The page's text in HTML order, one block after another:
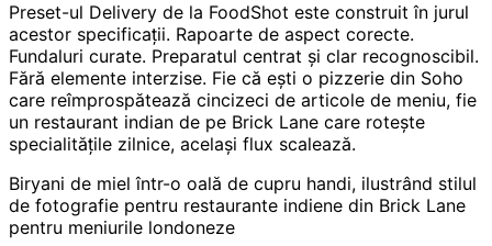
Preset-ul Delivery de la FoodShot este construit în jurul
acestor specificații. Rapoarte de aspect corecte.
Fundaluri curate. Preparatul centrat și clar recognoscibil.
Fără elemente interzise. Fie că ești o pizzerie din Soho
care reîmprospătează cincizeci de articole de meniu, fie
un restaurant indian de pe Brick Lane care rotește
specialitățile zilnice, același flux scalează.
Biryani de miel într-o oală de cupru handi, ilustrând stilul
de fotografie pentru restaurante indiene din Brick Lane
pentru meniurile londoneze